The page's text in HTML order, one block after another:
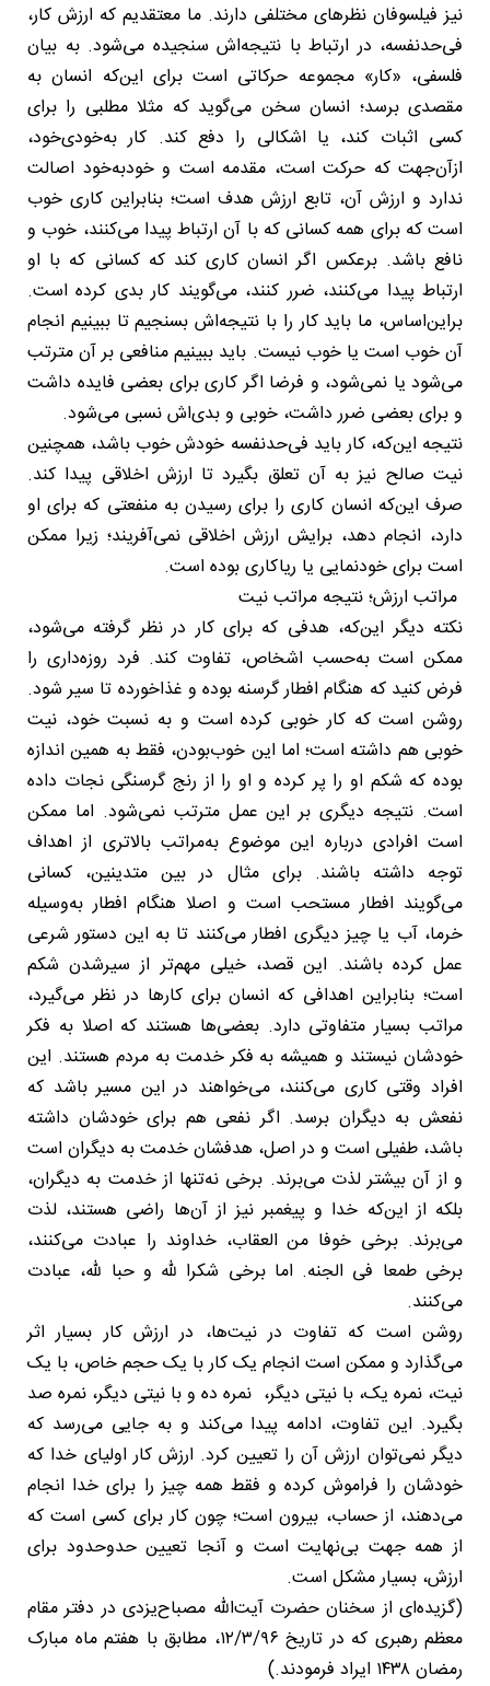
نیز فیلسوفان نظرهای مختلفی دارند. ما معتقدیم که ارزش کار،
فی‌حدنفسه، در ارتباط با نتیجه‌اش سنجیده می‌شود. به بیان
فلسفی، «کار» مجموعه حرکاتی است برای این‌که انسان به
مقصدی برسد؛ انسان سخن می‌گوید که مثلا مطلبی را برای
کسی اثبات کند، یا اشکالی را دفع کند. کار به‌خودی‌خود،
ازآن‌جهت که حرکت است، مقدمه است و خودبه‌خود اصالت
ندارد و ارزش آن، تابع ارزش هدف است؛ بنابراین کاری خوب
است که برای همه کسانی که با آن ارتباط پیدا می‌کنند، خوب و
نافع باشد. برعکس اگر انسان کاری کند که کسانی که با او
ارتباط پیدا می‌کنند، ضرر کنند، می‌گویند کار بدی کرده است.
براین‌اساس، ما باید کار را با نتیجه‌اش بسنجیم تا ببینیم انجام
آن خوب است یا خوب نیست. باید ببینیم منافعی بر آن مترتب
می‌شود یا نمی‌شود، و فرضا اگر کاری برای بعضی فایده داشت
و برای بعضی ضرر داشت، خوبی و بدی‌اش نسبی می‌شود.
نتیجه‌ این‌که، کار باید فی‌حدنفسه خودش خوب باشد، همچنین
نیت صالح نیز به آن تعلق بگیرد تا ارزش اخلاقی پیدا کند.
صرف این‌که انسان کاری را برای رسیدن به منفعتی که برای او
دارد، انجام دهد، برایش ارزش اخلاقی نمی‌آفریند؛ زیرا ممکن
است برای خودنمایی یا ریاکاری بوده است.
مراتب ارزش؛ نتیجه مراتب نیت
نکته دیگر این‌که، هدفی که برای کار در نظر گرفته می‌شود،
ممکن است به‌حسب اشخاص، تفاوت کند. فرد روزه‌داری را
فرض کنید که هنگام افطار گرسنه بوده و غذاخورده تا سیر شود.
روشن است که کار خوبی کرده است و به نسبت خود، نیت
خوبی هم داشته است؛ اما این خوب‌بودن، فقط به همین اندازه
بوده که شکم او را پر کرده و او را از رنج گرسنگی نجات داده
است. نتیجه دیگری بر این عمل مترتب نمی‌شود. اما ممکن
است افرادی درباره این موضوع به‌مراتب بالاتری از اهداف
توجه داشته باشند. برای مثال در بین متدینین، کسانی
می‌گویند افطار مستحب است و اصلا هنگام افطار به‌وسیله
خرما، آب یا چیز دیگری افطار می‌کنند تا به این دستور شرعی
عمل کرده باشند. این قصد، خیلی مهم‌تر از سیرشدن شکم
است؛ بنابراین اهدافی که انسان برای کارها در نظر می‌گیرد،
مراتب بسیار متفاوتی دارد. بعضی‌ها هستند که اصلا به فکر
خودشان نیستند و همیشه به فکر خدمت به مردم هستند. این
افراد وقتی کاری می‌کنند، می‌خواهند در این مسیر باشد که
نفعش به دیگران برسد. اگر نفعی هم برای خودشان داشته
باشد، طفیلی است و در اصل، هدفشان خدمت به دیگران است
و از آن بیشتر لذت می‌برند. برخی نه‌تنها از خدمت به دیگران،
بلکه از این‌که خدا و پیغمبر نیز از آن‌ها راضی هستند، لذت
می‌برند. برخی خوفا من العقاب، خداوند را عبادت می‌کنند،
برخی طمعا فی الجنه. اما برخی شکرا لله و حبا لله، عبادت
می‌کنند.
روشن است که تفاوت در نیت‌ها، در ارزش کار بسیار اثر
می‌گذارد و ممکن است انجام یک کار با یک حجم خاص، با یک
نیت، نمره یک، با نیتی دیگر، نمره ده و با نیتی دیگر، نمره صد
بگیرد. این تفاوت، ادامه پیدا می‌کند و به جایی می‌رسد که
دیگر نمی‌توان ارزش آن را تعیین کرد. ارزش کار اولیای خدا که
خودشان را فراموش کرده و فقط همه چیز را برای خدا انجام
می‌دهند، از حساب، بیرون است؛ چون کار برای کسی است که
از همه جهت بی‌نهایت است و آنجا تعیین حدوحدود برای
ارزش، بسیار مشکل است.
(گزیده‌ای از سخنان حضرت آیت‌الله مصباح‌یزدی در دفتر مقام
معظم رهبری که در تاریخ ۱۲/۳/۹۶، مطابق با هفتم ماه مبارک
رمضان ۱۴۳۸ ایراد فرمودند.)